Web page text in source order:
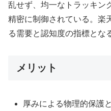
乱せず、均一なトラッキン
精密に制御されている。楽
る需要と認知度の指標とな
メリット
厚みによる物理的保護